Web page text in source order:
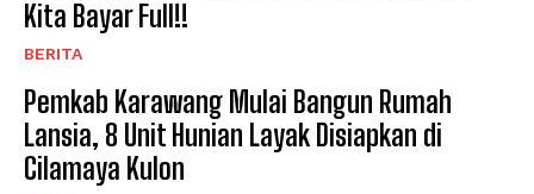
Kita Bayar Full!!
BERITA
Pemkab Karawang Mulai Bangun Rumah
Lansia, 8 Unit Hunian Layak Disiapkan di
Cilamaya Kulon